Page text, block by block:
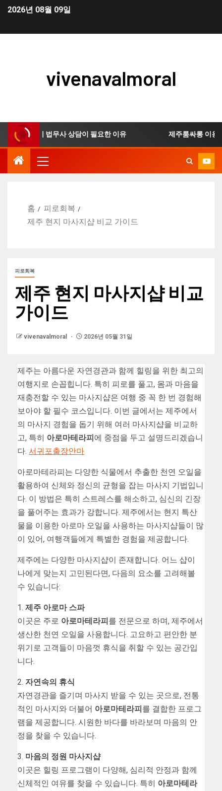
2026년 08월 09일
vivenavalmoral
생 신청 시 법무사 상담이 필요한 이유 제주룸싸롱 이용
홈
피로회복
제주 현지 마사지샵 비교 가이드
피로회복
제주 현지 마사지샵 비교
가이드
vivenavalmoral 2026년 05월 31일
제주는 아름다운 자연경관과 함께 힐링을 위한 최고의
여행지로 손꼽힙니다. 특히 피로를 풀고, 몸과 마음을
재충전할 수 있는 마사지샵은 여행 중 꼭 한 번 경험해
보아야 할 필수 코스입니다. 이번 글에서는 제주에서
의 마사지 경험을 돕기 위해 여러 마사지샵을 비교하
고, 특히 아로마테라피 에 중점을 두고 설명드리겠습니
다. 서귀포출장안마
아로마테라피는 다양한 식물에서 추출한 천연 오일을
활용하여 신체와 정신의 균형을 잡는 마사지 기법입니
다. 이 방법은 특히 스트레스를 해소하고, 심신의 긴장
을 풀어주는 효과가 강합니다. 제주에서는 현지 특산
물을 이용한 아로마 오일을 사용하는 마사지샵들이 많
이 있어, 여행객들에게 특별한 경험을 제공합니다.
제주에는 다양한 마사지샵이 존재합니다. 어느 샵이
나에게 맞는지 고민된다면, 다음의 요소를 고려해볼
수 있습니다:
1. 제주 아로마 스파
이곳은 주로 아로마테라피 를 전문으로 하며, 제주에서
생산한 천연 오일을 사용합니다. 고요하고 편안한 분
위기로 고객들이 마음껏 휴식을 취할 수 있는 공간입
니다.
2. 자연속의 휴식
자연경관을 즐기며 마사지 받을 수 있는 곳으로, 전통
적인 마사지와 더불어 아로마테라피 를 결합한 프로그
램을 제공합니다. 시원한 바다를 바라보며 마음의 안
정을 찾을 수 있습니다.
3. 마음의 정원 마사지샵
이곳은 힐링 프로그램이 다양해, 심리적 안정과 함께
신체적인 여유를 찾을 수 있습니다. 특히 아로마테라